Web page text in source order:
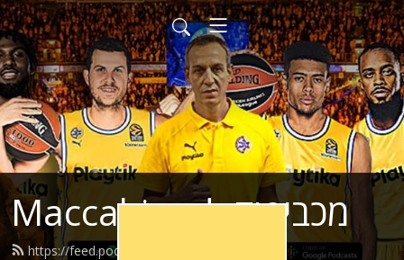
Maccabipod- מכביפוד
https://feed.podbean.com/maccabi/feed.xml